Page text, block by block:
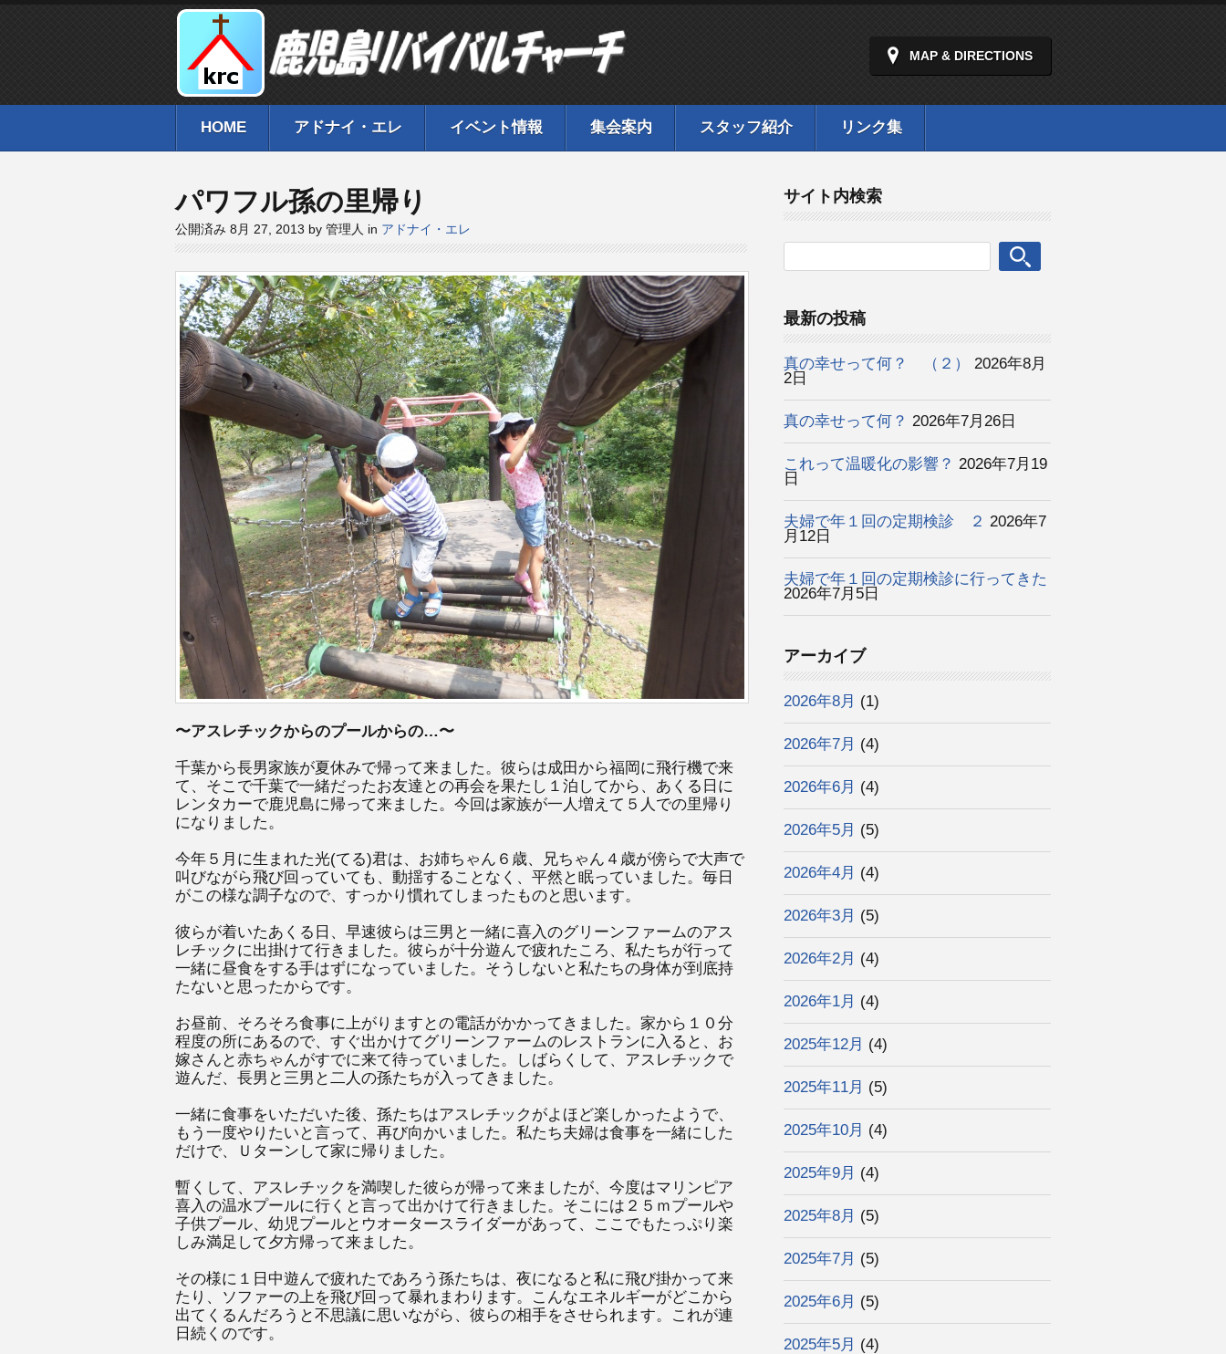
MAP & DIRECTIONS
HOME アドナイ・エレ イベント情報 集会案内 スタッフ紹介 リンク集
パワフル孫の里帰り
公開済み 8月 27, 2013 by 管理人 in アドナイ・エレ
〜アスレチックからのプールからの…〜
千葉から長男家族が夏休みで帰って来ました。彼らは成田から福岡に飛行機で来
て、そこで千葉で一緒だったお友達との再会を果たし１泊してから、あくる日に
レンタカーで鹿児島に帰って来ました。今回は家族が一人増えて５人での里帰り
になりました。
今年５月に生まれた光(てる)君は、お姉ちゃん６歳、兄ちゃん４歳が傍らで大声で
叫びながら飛び回っていても、動揺することなく、平然と眠っていました。毎日
がこの様な調子なので、すっかり慣れてしまったものと思います。
彼らが着いたあくる日、早速彼らは三男と一緒に喜入のグリーンファームのアス
レチックに出掛けて行きました。彼らが十分遊んで疲れたころ、私たちが行って
一緒に昼食をする手はずになっていました。そうしないと私たちの身体が到底持
たないと思ったからです。
お昼前、そろそろ食事に上がりますとの電話がかかってきました。家から１０分
程度の所にあるので、すぐ出かけてグリーンファームのレストランに入ると、お
嫁さんと赤ちゃんがすでに来て待っていました。しばらくして、アスレチックで
遊んだ、長男と三男と二人の孫たちが入ってきました。
一緒に食事をいただいた後、孫たちはアスレチックがよほど楽しかったようで、
もう一度やりたいと言って、再び向かいました。私たち夫婦は食事を一緒にした
だけで、Ｕターンして家に帰りました。
暫くして、アスレチックを満喫した彼らが帰って来ましたが、今度はマリンピア
喜入の温水プールに行くと言って出かけて行きました。そこには２５ｍプールや
子供プール、幼児プールとウオータースライダーがあって、ここでもたっぷり楽
しみ満足して夕方帰って来ました。
その様に１日中遊んで疲れたであろう孫たちは、夜になると私に飛び掛かって来
たり、ソファーの上を飛び回って暴れまわります。こんなエネルギーがどこから
出てくるんだろうと不思議に思いながら、彼らの相手をさせられます。これが連
日続くのです。
サイト内検索
最新の投稿
真の幸せって何？ （２）
2026年8月
2日
真の幸せって何？ 2026年7月26日
これって温暖化の影響？ 2026年7月19
日
夫婦で年１回の定期検診 ２ 2026年7
月12日
夫婦で年１回の定期検診に行ってきた
2026年7月5日
アーカイブ
2026年8月 (1)
2026年7月 (4)
2026年6月 (4)
2026年5月 (5)
2026年4月 (4)
2026年3月 (5)
2026年2月 (4)
2026年1月 (4)
2025年12月 (4)
2025年11月 (5)
2025年10月 (4)
2025年9月 (4)
2025年8月 (5)
2025年7月 (5)
2025年6月 (5)
2025年5月 (4)